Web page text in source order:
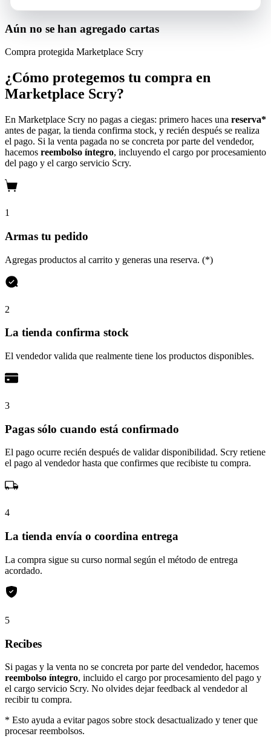
Aún no se han agregado cartas
Compra protegida Marketplace Scry
¿Cómo protegemos tu compra en
Marketplace Scry?
En Marketplace Scry no pagas a ciegas: primero haces una reserva*
antes de pagar, la tienda confirma stock, y recién después se realiza
el pago. Si la venta pagada no se concreta por parte del vendedor,
hacemos reembolso íntegro, incluyendo el cargo por procesamiento
del pago y el cargo servicio Scry.
1
Armas tu pedido
Agregas productos al carrito y generas una reserva. (*)
2
La tienda confirma stock
El vendedor valida que realmente tiene los productos disponibles.
3
Pagas sólo cuando está confirmado
El pago ocurre recién después de validar disponibilidad. Scry retiene
el pago al vendedor hasta que confirmes que recibiste tu compra.
4
La tienda envía o coordina entrega
La compra sigue su curso normal según el método de entrega
acordado.
5
Recibes
Si pagas y la venta no se concreta por parte del vendedor, hacemos
reembolso íntegro, incluido el cargo por procesamiento del pago y
el cargo servicio Scry. No olvides dejar feedback al vendedor al
recibir tu compra.
* Esto ayuda a evitar pagos sobre stock desactualizado y tener que
procesar reembolsos.